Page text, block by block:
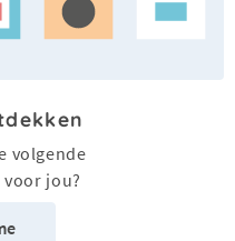
volgende
voor jou?